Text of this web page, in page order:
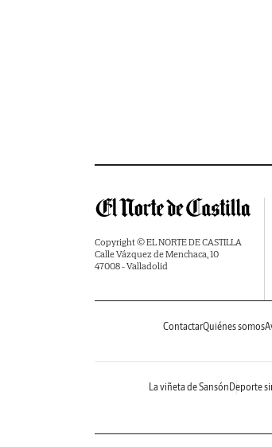
Copyright © EL NORTE DE CASTILLA
Calle Vázquez de Menchaca, 10
47008 - Valladolid
ContactarQuiénes somos
La viñeta de Sansón Deporte